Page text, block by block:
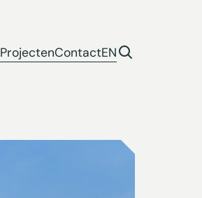
ProjectenContactEN